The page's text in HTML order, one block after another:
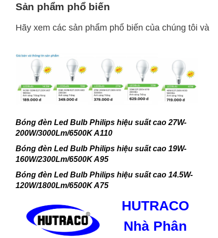
Sản phẩm phổ biến
Hãy xem các sản phẩm phổ biến của chúng tôi và
Bóng đèn Led Bulb Philips hiệu suất cao 27W-
200W/3000Lm/6500K A110
Bóng đèn Led Bulb Philips hiệu suất cao 19W-
160W/2300Lm/6500K A95
Bóng đèn Led Bulb Philips hiệu suất cao 14.5W-
120W/1800Lm/6500K A75
HUTRACO
Nhà Phân